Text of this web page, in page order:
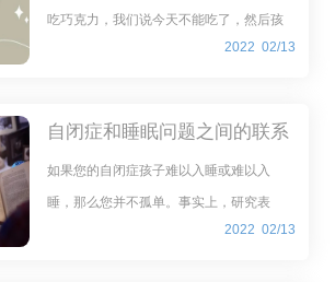
吃巧克力，我们说今天不能吃了，然后孩
子就开始打自己的头，还撞墙。我们都怕
2022 02/13
自闭症和睡眠问题之间的联系
如果您的自闭症孩子难以入睡或难以入
睡，那么您并不孤单。事实上，研究表
明，超过一半的自闭症患者，无论是成人
2022 02/13